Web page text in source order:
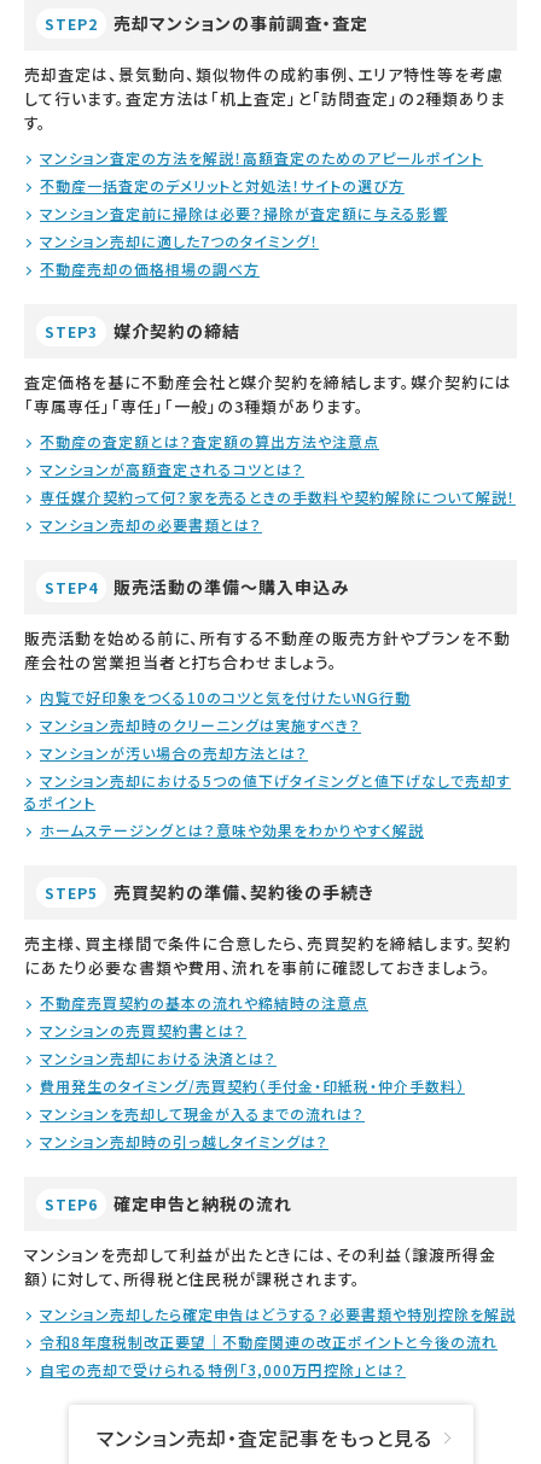
STEP2 売却マンションの事前調査・査定
売却査定は、景気動向、類似物件の成約事例、エリア特性等を考慮
して行います。査定方法は「机上査定」と「訪問査定」の2種類ありま
す。
マンション査定の方法を解説！高額査定のためのアピールポイント
不動産一括査定のデメリットと対処法！サイトの選び方
マンション査定前に掃除は必要？掃除が査定額に与える影響
マンション売却に適した7つのタイミング！
不動産売却の価格相場の調べ方
STEP3 媒介契約の締結
査定価格を基に不動産会社と媒介契約を締結します。媒介契約には
「専属専任」「専任」「一般」の3種類があります。
不動産の査定額とは？査定額の算出方法や注意点
マンションが高額査定されるコツとは？
専任媒介契約って何？家を売るときの手数料や契約解除について解説！
マンション売却の必要書類とは？
STEP4 販売活動の準備～購入申込み
販売活動を始める前に、所有する不動産の販売方針やプランを不動
産会社の営業担当者と打ち合わせましょう。
内覧で好印象をつくる10のコツと気を付けたいNG行動
マンション売却時のクリーニングは実施すべき？
マンションが汚い場合の売却方法とは？
マンション売却における5つの値下げタイミングと値下げなしで売却す
るポイント
ホームステージングとは？意味や効果をわかりやすく解説
STEP5 売買契約の準備、契約後の手続き
売主様、買主様間で条件に合意したら、売買契約を締結します。契約
にあたり必要な書類や費用、流れを事前に確認しておきましょう。
不動産売買契約の基本の流れや締結時の注意点
マンションの売買契約書とは？
マンション売却における決済とは？
費用発生のタイミング/売買契約（手付金・印紙税・仲介手数料）
マンションを売却して現金が入るまでの流れは？
マンション売却時の引っ越しタイミングは？
STEP6 確定申告と納税の流れ
マンションを売却して利益が出たときには、その利益（譲渡所得金
額）に対して、所得税と住民税が課税されます。
マンション売却したら確定申告はどうする？必要書類や特別控除を解説
令和8年度税制改正要望｜不動産関連の改正ポイントと今後の流れ
自宅の売却で受けられる特例「3,000万円控除」とは？
マンション売却・査定記事をもっと見る